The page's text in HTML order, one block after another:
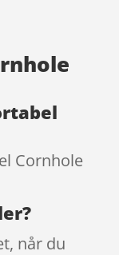
Cornhole
når du